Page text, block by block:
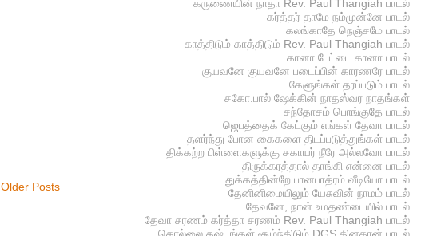
Older Posts
கருணையின் நாதா Rev. Paul Thangiah பாடல்
கர்த்தர் தாமே நம்முன்னே பாடல்
கலங்காதே நெஞ்சமே பாடல்
காத்திடும் காத்திடும் Rev. Paul Thangiah பாடல்
கானா பேட்டை கானா பாடல்
குயவனே குயவனே படைப்பின் காரணரே பாடல்
கேளுங்கள் தரப்படும் பாடல்
சகோ.பால் ஷேக்கின் நாதஸ்வர நாதங்கள்
சந்தோசம் பொங்குதே பாடல்
ஜெபத்தைக் கேட்கும் எங்கள் தேவா பாடல்
தளர்ந்து போன கைகளை திடப்படுத்துங்கள் பாடல்
திக்கற்ற பிள்ளைகளுக்கு சகாயர் நீரே அல்லவோ பாடல்
திருக்கரத்தால் தாங்கி என்னை பாடல்
துக்கத்தின்றே பானபாத்ரம் வீடியோ பாடல்
தேனினிமையிலும் யேசுவின் நாமம் பாடல்
தேவனே, நான் உமதண்டையில் பாடல்
தேவா சரணம் கர்த்தா சரணம் Rev. Paul Thangiah பாடல்